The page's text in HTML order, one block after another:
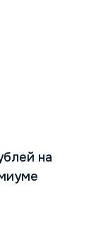
на